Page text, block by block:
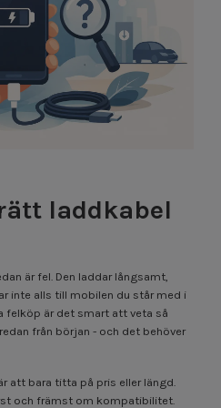
laddkabel
är fel. Den laddar långsamt,
inte alls till mobilen du står med i
felköp är det smart att veta så
från början - och det behöver
att bara titta på pris eller längd.
och främst om kompatibilitet.